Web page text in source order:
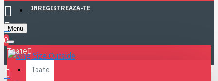
INREGISTREAZA-TE
Menu
0
Toate
Toate